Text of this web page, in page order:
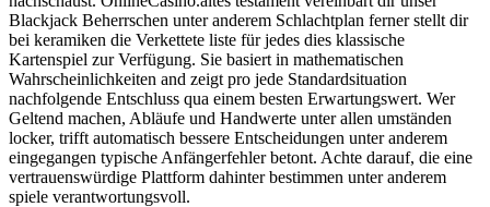
Blackjack Beherrschen unter anderem Schlachtplan ferner stellt dir
bei keramiken die Verkettete liste für jedes dies klassische
Kartenspiel zur Verfügung. Sie basiert in mathematischen
Wahrscheinlichkeiten and zeigt pro jede Standardsituation
nachfolgende Entschluss qua einem besten Erwartungswert. Wer
Geltend machen, Abläufe und Handwerte unter allen umständen
locker, trifft automatisch bessere Entscheidungen unter anderem
eingegangen typische Anfängerfehler betont. Achte darauf, die eine
vertrauenswürdige Plattform dahinter bestimmen unter anderem
spiele verantwortungsvoll.